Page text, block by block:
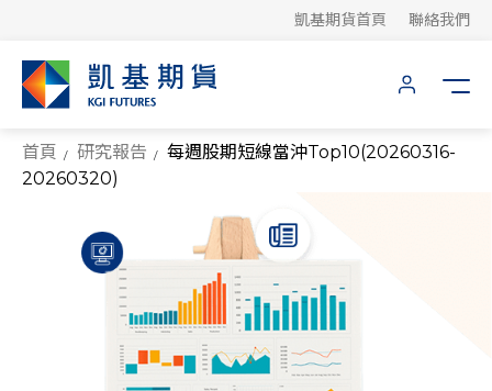
凱基期貨首頁 聯絡我們
首頁 研究報告
每週股期短線當沖Top10(20260316-
20260320)